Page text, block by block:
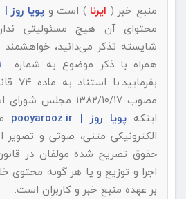
منبع خبر ( ایرنا ) است وپویا روز | pooyarooz.ir
محتوای آن هیچ مسئولیتی
شایسته تذکر می‌دانید،
همراه با ذکر موضوع به شماره
مصوب ۱۳۸۲/۱۰/۱۷
اینکهپویا روز | pooyarooz.ir
الکترونیکی متنی، صوتی و
حقوق تصریح شده مولفان در
اجرا و توزیع و یا هر گونه محتوی
بر عهده منبع خبر و کاربران است.